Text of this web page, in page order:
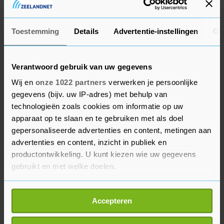
Toestemming Details Advertentie-instellingen
Verantwoord gebruik van uw gegevens
Wij en onze 1022 partners verwerken je persoonlijke
gegevens (bijv. uw IP-adres) met behulp van
technologieën zoals cookies om informatie op uw
apparaat op te slaan en te gebruiken met als doel
gepersonaliseerde advertenties en content, metingen aan
advertenties en content, inzicht in publiek en
productontwikkeling. U kunt kiezen wie uw gegevens
gebruikt en met welke doelen.
Als u het toestaat, willen we ook graag:
Informatie verzamelen over uw geografische
locatie, die tot een paar meter nauwkeurig kan zijn
Accepteren
bedrijf daarmee politieke keuzes maakt.
Aan het kwartaalcijferfront waren de
schijnwerpers gericht op onder meer
groothandelaar Costco Wholesale en
softwareconcern Salesforce. Zij verloren tot ruim
3 procent. Computerfabrikant Dell Technologies
profiteerde juist van de vraag naar computers
voor mensen die thuis werken, waardoor meer
pc's en laptops werden verkocht. Het aandeel
won bijna 9 procent.
De euro was 1,1101 dollar waard, tegen 1,1114
dollar bij het sluiten van de Europese beurzen
eerder op de dag. Een vat Amerikaanse olie
kostte 5 procent meer op 35,40 dollar. Brentolie